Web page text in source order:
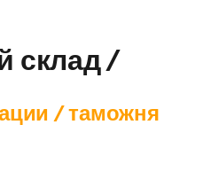
склад /
/ таможня